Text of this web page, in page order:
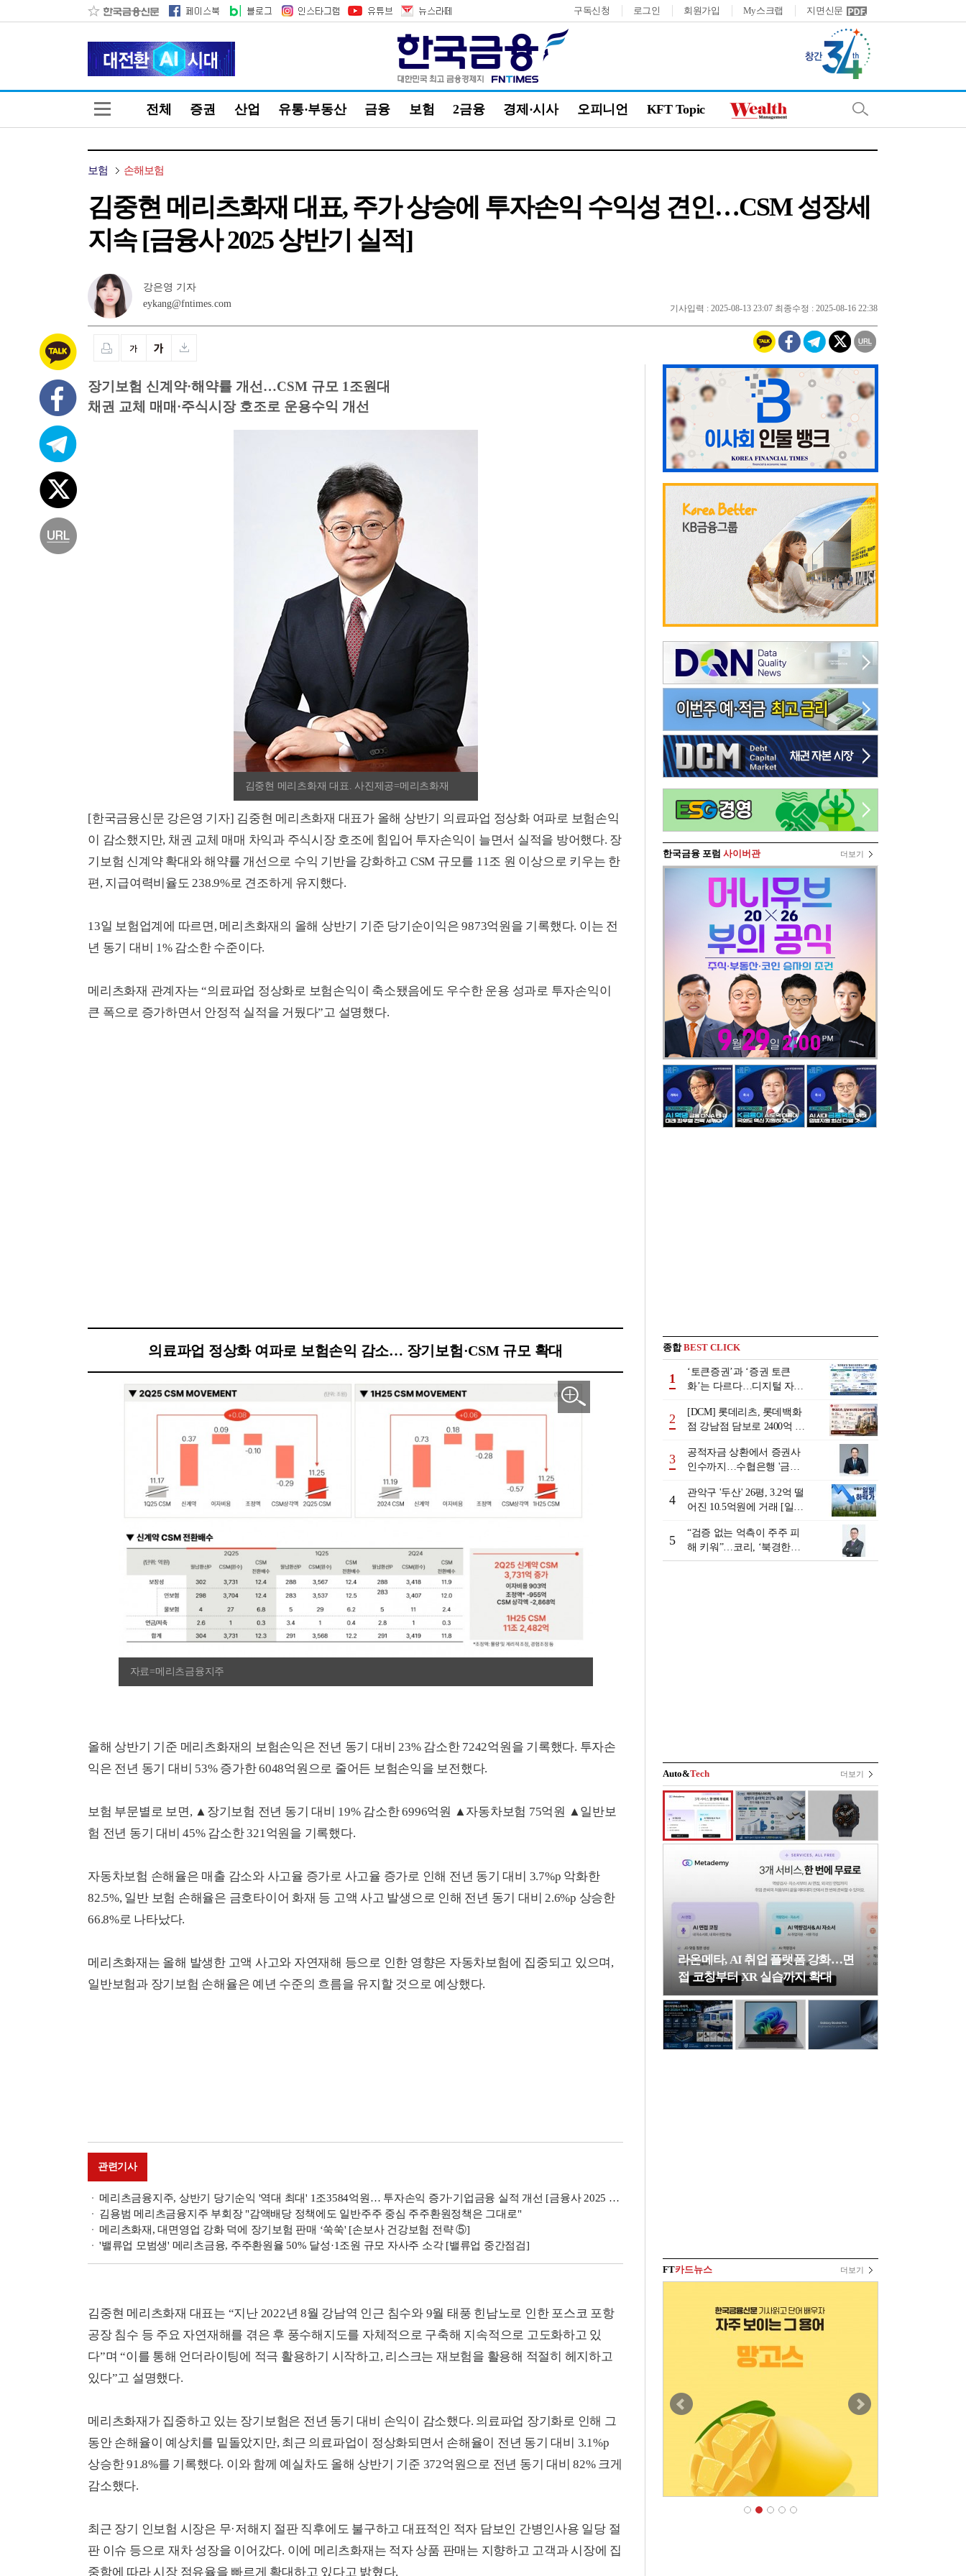
구독신청 로그인 회원가입 My스크랩 지면신문
전체 증권 산업 유통·부동산 금융 보험 2금융 경제·시사 오피니언 KFT Topic
보험 손해보험
김중현 메리츠화재 대표, 주가 상승에 투자손익 수익성 견인…CSM 성장세
지속 [금융사 2025 상반기 실적]
강은영 기자
eykang@fntimes.com
기사입력 : 2025-08-13 23:07 최종수정 : 2025-08-16 22:38
장기보험 신계약·해약률 개선…CSM 규모 1조원대
채권 교체 매매·주식시장 호조로 운용수익 개선
김중현 메리츠화재 대표. 사진제공=메리츠화재
[한국금융신문 강은영 기자] 김중현 메리츠화재 대표가 올해 상반기 의료파업 정상화 여파로 보험손익
이 감소했지만, 채권 교체 매매 차익과 주식시장 호조에 힘입어 투자손익이 늘면서 실적을 방어했다. 장
기보험 신계약 확대와 해약률 개선으로 수익 기반을 강화하고 CSM 규모를 11조 원 이상으로 키우는 한
편, 지급여력비율도 238.9%로 견조하게 유지했다.
13일 보험업계에 따르면, 메리츠화재의 올해 상반기 기준 당기순이익은 9873억원을 기록했다. 이는 전
년 동기 대비 1% 감소한 수준이다.
메리츠화재 관계자는 “의료파업 정상화로 보험손익이 축소됐음에도 우수한 운용 성과로 투자손익이
큰 폭으로 증가하면서 안정적 실적을 거뒀다”고 설명했다.
의료파업 정상화 여파로 보험손익 감소… 장기보험·CSM 규모 확대
자료=메리츠금융지주
올해 상반기 기준 메리츠화재의 보험손익은 전년 동기 대비 23% 감소한 7242억원을 기록했다. 투자손
익은 전년 동기 대비 53% 증가한 6048억원으로 줄어든 보험손익을 보전했다.
보험 부문별로 보면, ▲장기보험 전년 동기 대비 19% 감소한 6996억원 ▲자동차보험 75억원 ▲일반보
험 전년 동기 대비 45% 감소한 321억원을 기록했다.
자동차보험 손해율은 매출 감소와 사고율 증가로 사고율 증가로 인해 전년 동기 대비 3.7%p 악화한
82.5%, 일반 보험 손해율은 금호타이어 화재 등 고액 사고 발생으로 인해 전년 동기 대비 2.6%p 상승한
66.8%로 나타났다.
메리츠화재는 올해 발생한 고액 사고와 자연재해 등으로 인한 영향은 자동차보험에 집중되고 있으며,
일반보험과 장기보험 손해율은 예년 수준의 흐름을 유지할 것으로 예상했다.
관련기사
메리츠금융지주, 상반기 당기순익 '역대 최대' 1조3584억원… 투자손익 증가·기업금융 실적 개선 [금융사 2025 상반기 실적]
김용범 메리츠금융지주 부회장 "감액배당 정책에도 일반주주 중심 주주환원정책은 그대로"
메리츠화재, 대면영업 강화 덕에 장기보험 판매 ‘쑥쑥' [손보사 건강보험 전략 ⑤]
'밸류업 모범생' 메리츠금융, 주주환원율 50% 달성·1조원 규모 자사주 소각 [밸류업 중간점검]
김중현 메리츠화재 대표는 “지난 2022년 8월 강남역 인근 침수와 9월 태풍 힌남노로 인한 포스코 포항
공장 침수 등 주요 자연재해를 겪은 후 풍수해지도를 자체적으로 구축해 지속적으로 고도화하고 있
다”며 “이를 통해 언더라이팅에 적극 활용하기 시작하고, 리스크는 재보험을 활용해 적절히 헤지하고
있다”고 설명했다.
메리츠화재가 집중하고 있는 장기보험은 전년 동기 대비 손익이 감소했다. 의료파업 장기화로 인해 그
동안 손해율이 예상치를 밑돌았지만, 최근 의료파업이 정상화되면서 손해율이 전년 동기 대비 3.1%p
상승한 91.8%를 기록했다. 이와 함께 예실차도 올해 상반기 기준 372억원으로 전년 동기 대비 82% 크게
감소했다.
최근 장기 인보험 시장은 무·저해지 절판 직후에도 불구하고 대표적인 적자 담보인 간병인사용 일당 절
판 이슈 등으로 재차 성장을 이어갔다. 이에 메리츠화재는 적자 상품 판매는 지향하고 고객과 시장에 집
중함에 따라 시장 점유율을 빠르게 확대하고 있다고 밝혔다.
한국금융 포럼 사이버관 더보기
종합BEST CLICK
1
‘토큰증권’과 ‘증권 토큰
화’는 다르다…디지털 자본
2
[DCM] 롯데리츠, 롯데백화
점 강남점 담보로 2400억 조
3
공적자금 상환에서 증권사
인수까지…수협은행 '금융
행 금융그룹의 꿈①]
4
관악구 '두산' 26평, 3.2억 떨
어진 10.5억원에 거래 [일일
5
“검증 없는 억측이 주주 피
해 키워”…코리, ‘북경한미
미수채권 논란’ 정면 반박
Auto&Tech 더보기
라온메타, AI 취업 플랫폼 강화…면
접 코칭부터 XR 실습까지 확대
FT카드뉴스 더보기